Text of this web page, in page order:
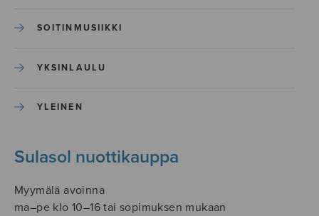
SOITINMUSIIKKI
YKSINLAULU
YLEINEN
Sulasol nuottikauppa
Myymälä avoinna
ma–pe klo 10–16 tai sopimuksen mukaan